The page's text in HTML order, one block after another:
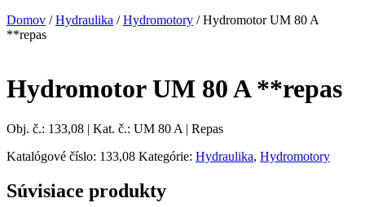
Domov /Hydraulika /Hydromotory /Hydromotor UM 80 A
**repas
Hydromotor UM 80 A **repas
Obj. č.: 133,08 | Kat. č.: UM 80 A | Repas
Katalógové číslo: 133,08 Kategórie: Hydraulika, Hydromotory
Súvisiace produkty